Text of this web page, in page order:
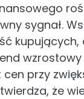
sygnał.
kupujących,
cen przy
że